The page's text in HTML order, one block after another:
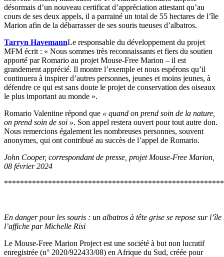
désormais d’un nouveau certificat d’appréciation attestant qu’au
cours de ses deux appels, il a parrainé un total de 55 hectares de l’île
Marion afin de la débarrasser de ses souris tueuses d’albatros.
Tarryn HavemannLe responsable du développement du projet
MFM écrit : « Nous sommes très reconnaissants et fiers du soutien
apporté par Romario au projet Mouse-Free Marion – il est
grandement apprécié. Il montre l’exemple et nous espérons qu’il
continuera à inspirer d’autres personnes, jeunes et moins jeunes, à
défendre ce qui est sans doute le projet de conservation des oiseaux
le plus important au monde ».
Romario Valentine répond que « quand on prend soin de la nature,
on prend soin de soi ». Son appel restera ouvert pour tout autre don.
Nous remercions également les nombreuses personnes, souvent
anonymes, qui ont contribué au succès de l’appel de Romario.
John Cooper, correspondant de presse, projet Mouse-Free Marion,
08 février 2024
En danger pour les souris : un albatros à tête grise se repose sur
l’affiche par Michelle Risi
Le Mouse-Free Marion Project est une société à but non lucratif
enregistrée (n° 2020/922433/08) en Afrique du Sud, créée pour